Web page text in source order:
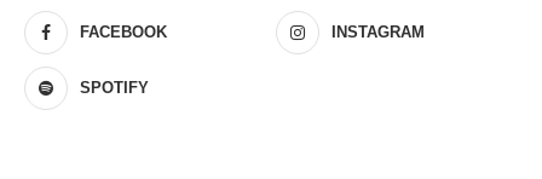
FACEBOOK INSTAGRAM
SPOTIFY